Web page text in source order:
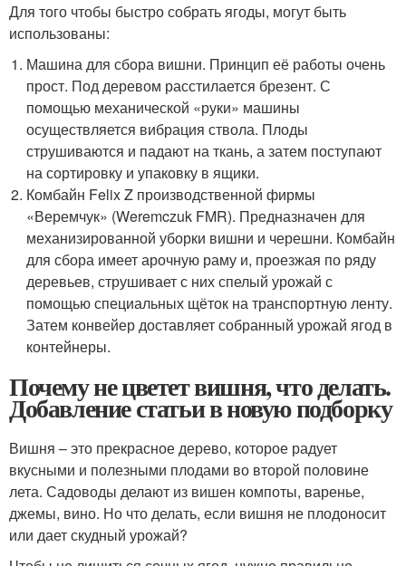
Для того чтобы быстро собрать ягоды, могут быть
использованы:
Машина для сбора вишни. Принцип её работы очень
прост. Под деревом расстилается брезент. С
помощью механической «руки» машины
осуществляется вибрация ствола. Плоды
струшиваются и падают на ткань, а затем поступают
на сортировку и упаковку в ящики.
Комбайн Felix Z производственной фирмы
«Веремчук» (Weremczuk FMR). Предназначен для
механизированной уборки вишни и черешни. Комбайн
для сбора имеет арочную раму и, проезжая по ряду
деревьев, струшивает с них спелый урожай с
помощью специальных щёток на транспортную ленту.
Затем конвейер доставляет собранный урожай ягод в
контейнеры.
Почему не цветет вишня, что делать.
Добавление статьи в новую подборку
Вишня – это прекрасное дерево, которое радует
вкусными и полезными плодами во второй половине
лета. Садоводы делают из вишен компоты, варенье,
джемы, вино. Но что делать, если вишня не плодоносит
или дает скудный урожай?